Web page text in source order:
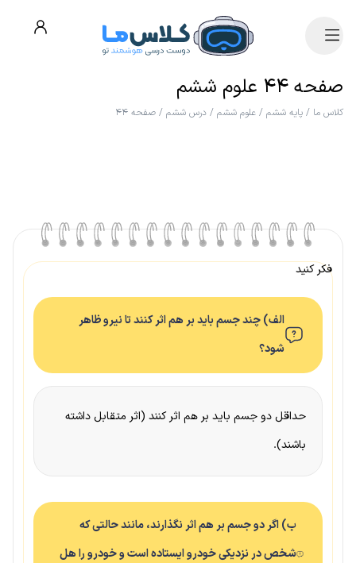
صفحه ۴۴ علوم ششم
کلاس ما / پایه ششم / علوم ششم / درس ششم / صفحه ۴۴
فکر کنید
الف) چند جسم باید بر هم اثر کنند تا نیرو ظاهر
شود؟
حداقل دو جسم باید بر هم اثر کنند (اثر متقابل داشته
باشند).
ب) اگر دو جسم بر هم اثر نگذارند، مانند حالتی که
شخص در نزدیکی خودرو ایستاده است و خودرو را هل